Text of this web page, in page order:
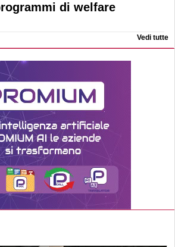
di welfare
Vedi tutte